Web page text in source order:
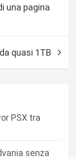
una pagina
quasi 1TB
PSX tra
senza